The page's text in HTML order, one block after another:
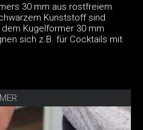
30 mm aus rostfreiem
Kunststoff sind
Kugelformer 30 mm
sich z.B. für Cocktails mit